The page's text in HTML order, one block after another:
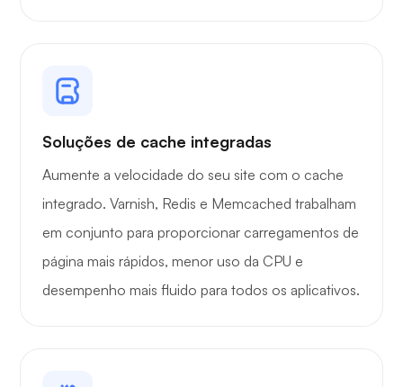
Playtube
Soluções de cache integradas
Aumente a velocidade do seu site com o cache
integrado. Varnish, Redis e Memcached trabalham
em conjunto para proporcionar carregamentos de
página mais rápidos, menor uso da CPU e
desempenho mais fluido para todos os aplicativos.